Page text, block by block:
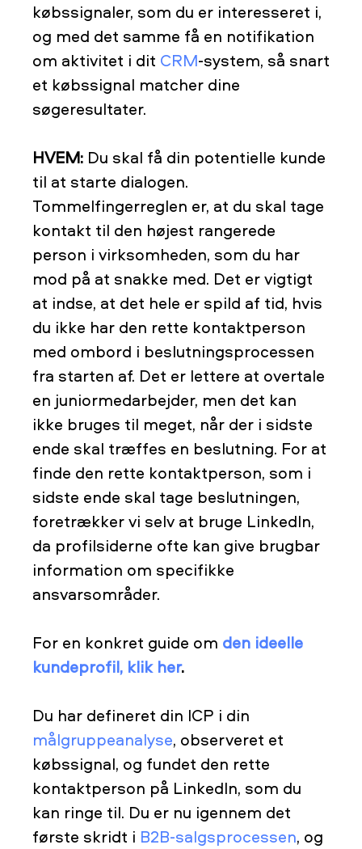
købssignaler, som du er interesseret i,
og med det samme få en notifikation
om aktivitet i dit CRM-system, så snart
et købssignal matcher dine
søgeresultater.
HVEM: Du skal få din potentielle kunde
til at starte dialogen.
Tommelfingerreglen er, at du skal tage
kontakt til den højest rangerede
person i virksomheden, som du har
mod på at snakke med. Det er vigtigt
at indse, at det hele er spild af tid, hvis
du ikke har den rette kontaktperson
med ombord i beslutningsprocessen
fra starten af. Det er lettere at overtale
en juniormedarbejder, men det kan
ikke bruges til meget, når der i sidste
ende skal træffes en beslutning. For at
finde den rette kontaktperson, som i
sidste ende skal tage beslutningen,
foretrækker vi selv at bruge LinkedIn,
da profilsiderne ofte kan give brugbar
information om specifikke
ansvarsområder.
For en konkret guide om den ideelle
kundeprofil, klik her.
Du har defineret din ICP i din
målgruppeanalyse, observeret et
købssignal, og fundet den rette
kontaktperson på LinkedIn, som du
kan ringe til. Du er nu igennem det
første skridt i B2B-salgsprocessen, og